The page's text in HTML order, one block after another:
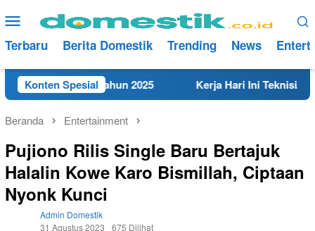
ke
konten
Menu
Mobile
Terbaru Berita Domestik Trending News
Konten Spesial
Rembang Tahun 2025 Kerja Hari Ini Teknisi/Mekanik
Beranda Entertainment
Pujiono Rilis Single Baru Bertajuk
Halalin Kowe Karo Bismillah, Ciptaan
Nyonk Kunci
Admin Domestik
31 Agustus 2023
675 Dilihat